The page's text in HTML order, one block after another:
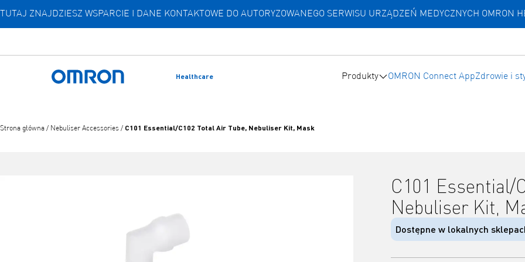
Przejdź
głównej
TUTAJ ZNAJDZIESZ WSPARCIE I DANE KONTAKTOWE DO AUTORYZOWANEGO SERWISU URZĄDZEŃ MEDYCZNYCH OMRON
Powrót do domu
Healthcare Produkty OMRON Connect AppZdrowie i
Strona główna / Nebuliser Accessories / C101 Essential/C102 Total Air Tube, Nebuliser Kit, Mask
C101 Essential/
Nebuliser Kit,
Dostępne w lokalnych